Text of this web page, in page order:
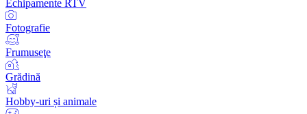
Echipamente RTV
Fotografie
Frumuseţe
Grădină
Hobby-uri și animale